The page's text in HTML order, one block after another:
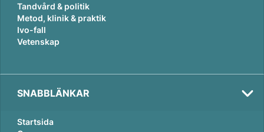
Tandvård & politik
Metod, klinik & praktik
Ivo-fall
Vetenskap
SNABBLÄNKAR
Startsida